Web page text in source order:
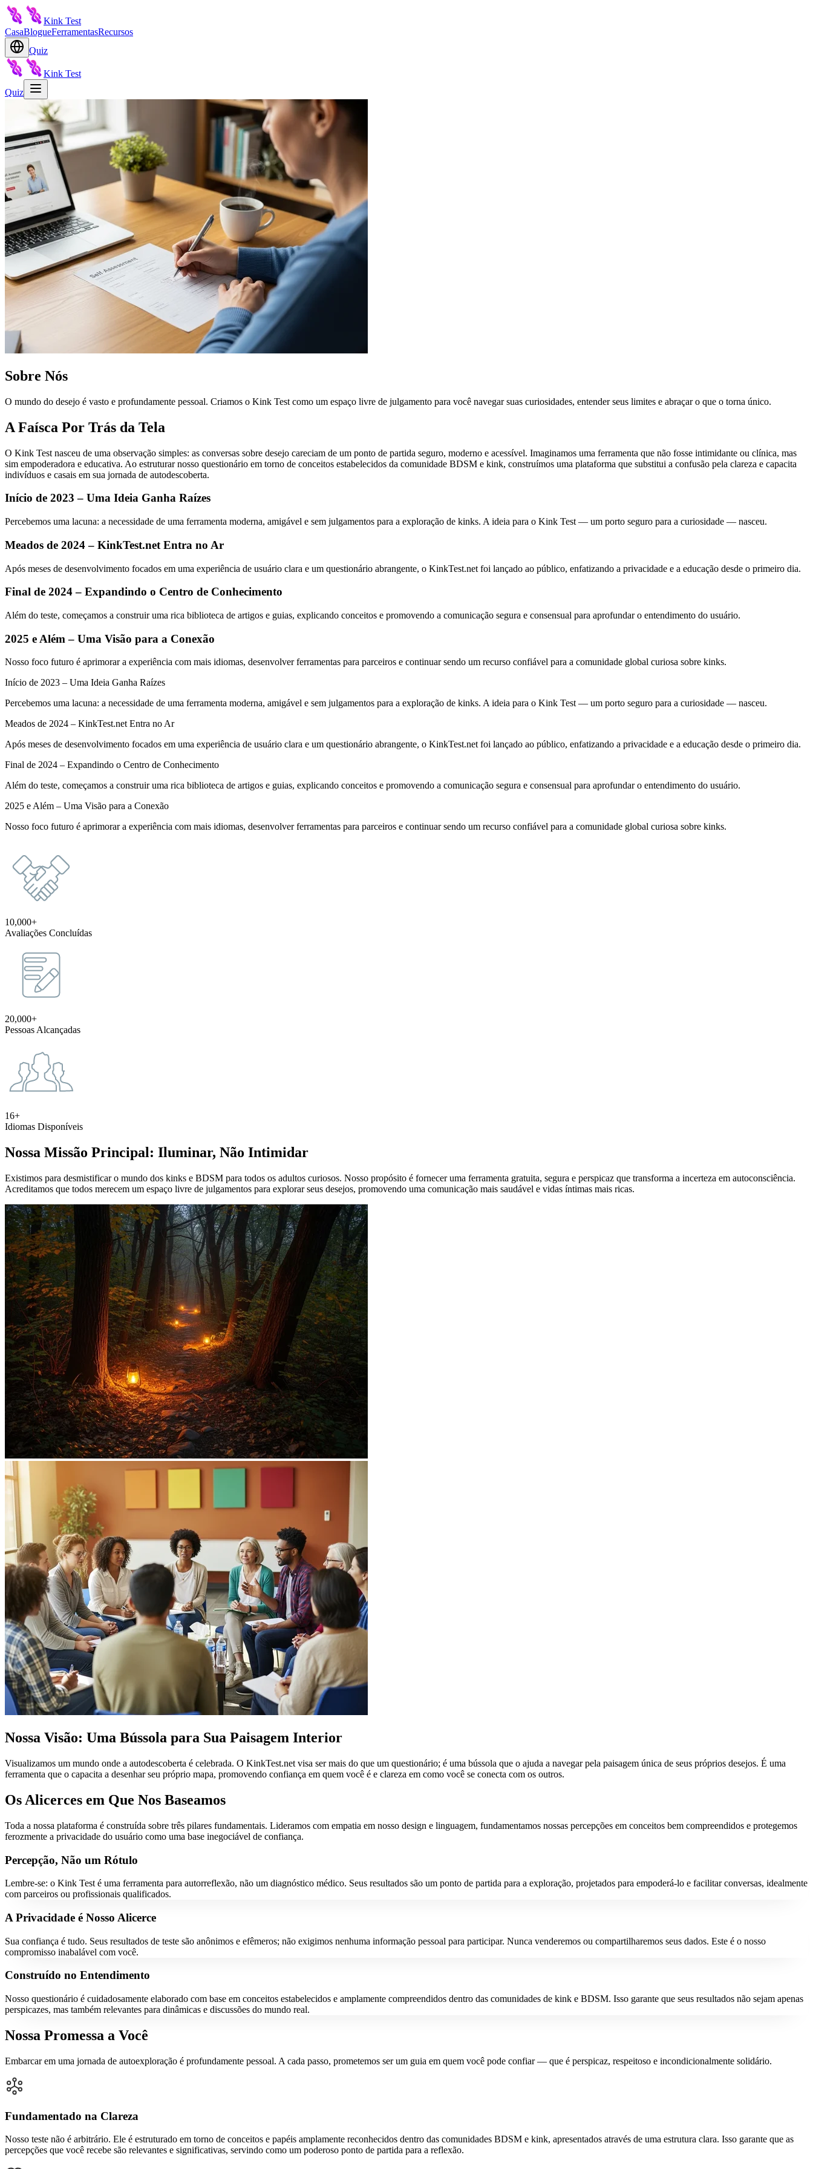
Kink Test
CasaBlogueFerramentasRecursos
Quiz
Kink Test
Quiz
Sobre Nós
O mundo do desejo é vasto e profundamente pessoal. Criamos o Kink Test como um espaço livre de julgamento para você navegar suas curiosidades, entender seus limites e abraçar o que o torna único.
A Faísca Por Trás da Tela
O Kink Test nasceu de uma observação simples: as conversas sobre desejo careciam de um ponto de partida seguro, moderno e acessível. Imaginamos uma ferramenta que não fosse intimidante ou clínica, mas
sim empoderadora e educativa. Ao estruturar nosso questionário em torno de conceitos estabelecidos da comunidade BDSM e kink, construímos uma plataforma que substitui a confusão pela clareza e capacita
indivíduos e casais em sua jornada de autodescoberta.
Início de 2023 – Uma Ideia Ganha Raízes
Percebemos uma lacuna: a necessidade de uma ferramenta moderna, amigável e sem julgamentos para a exploração de kinks. A ideia para o Kink Test — um porto seguro para a curiosidade — nasceu.
Meados de 2024 – KinkTest.net Entra no Ar
Após meses de desenvolvimento focados em uma experiência de usuário clara e um questionário abrangente, o KinkTest.net foi lançado ao público, enfatizando a privacidade e a educação desde o primeiro dia.
Final de 2024 – Expandindo o Centro de Conhecimento
Além do teste, começamos a construir uma rica biblioteca de artigos e guias, explicando conceitos e promovendo a comunicação segura e consensual para aprofundar o entendimento do usuário.
2025 e Além – Uma Visão para a Conexão
Nosso foco futuro é aprimorar a experiência com mais idiomas, desenvolver ferramentas para parceiros e continuar sendo um recurso confiável para a comunidade global curiosa sobre kinks.
Início de 2023 – Uma Ideia Ganha Raízes
Percebemos uma lacuna: a necessidade de uma ferramenta moderna, amigável e sem julgamentos para a exploração de kinks. A ideia para o Kink Test — um porto seguro para a curiosidade — nasceu.
Meados de 2024 – KinkTest.net Entra no Ar
Após meses de desenvolvimento focados em uma experiência de usuário clara e um questionário abrangente, o KinkTest.net foi lançado ao público, enfatizando a privacidade e a educação desde o primeiro dia.
Final de 2024 – Expandindo o Centro de Conhecimento
Além do teste, começamos a construir uma rica biblioteca de artigos e guias, explicando conceitos e promovendo a comunicação segura e consensual para aprofundar o entendimento do usuário.
2025 e Além – Uma Visão para a Conexão
Nosso foco futuro é aprimorar a experiência com mais idiomas, desenvolver ferramentas para parceiros e continuar sendo um recurso confiável para a comunidade global curiosa sobre kinks.
10,000+
Avaliações Concluídas
20,000+
Pessoas Alcançadas
16+
Idiomas Disponíveis
Nossa Missão Principal: Iluminar, Não Intimidar
Existimos para desmistificar o mundo dos kinks e BDSM para todos os adultos curiosos. Nosso propósito é fornecer uma ferramenta gratuita, segura e perspicaz que transforma a incerteza em autoconsciência.
Acreditamos que todos merecem um espaço livre de julgamentos para explorar seus desejos, promovendo uma comunicação mais saudável e vidas íntimas mais ricas.
Nossa Visão: Uma Bússola para Sua Paisagem Interior
Visualizamos um mundo onde a autodescoberta é celebrada. O KinkTest.net visa ser mais do que um questionário; é uma bússola que o ajuda a navegar pela paisagem única de seus próprios desejos. É uma
ferramenta que o capacita a desenhar seu próprio mapa, promovendo confiança em quem você é e clareza em como você se conecta com os outros.
Os Alicerces em Que Nos Baseamos
Toda a nossa plataforma é construída sobre três pilares fundamentais. Lideramos com empatia em nosso design e linguagem, fundamentamos nossas percepções em conceitos bem compreendidos e protegemos
ferozmente a privacidade do usuário como uma base inegociável de confiança.
Percepção, Não um Rótulo
Lembre-se: o Kink Test é uma ferramenta para autorreflexão, não um diagnóstico médico. Seus resultados são um ponto de partida para a exploração, projetados para empoderá-lo e facilitar conversas, idealmente
com parceiros ou profissionais qualificados.
A Privacidade é Nosso Alicerce
Sua confiança é tudo. Seus resultados de teste são anônimos e efêmeros; não exigimos nenhuma informação pessoal para participar. Nunca venderemos ou compartilharemos seus dados. Este é o nosso
compromisso inabalável com você.
Construído no Entendimento
Nosso questionário é cuidadosamente elaborado com base em conceitos estabelecidos e amplamente compreendidos dentro das comunidades de kink e BDSM. Isso garante que seus resultados não sejam apenas
perspicazes, mas também relevantes para dinâmicas e discussões do mundo real.
Nossa Promessa a Você
Embarcar em uma jornada de autoexploração é profundamente pessoal. A cada passo, prometemos ser um guia em quem você pode confiar — que é perspicaz, respeitoso e incondicionalmente solidário.
Fundamentado na Clareza
Nosso teste não é arbitrário. Ele é estruturado em torno de conceitos e papéis amplamente reconhecidos dentro das comunidades BDSM e kink, apresentados através de uma estrutura clara. Isso garante que as
percepções que você recebe são relevantes e significativas, servindo como um poderoso ponto de partida para a reflexão.